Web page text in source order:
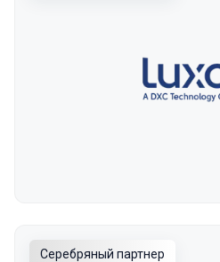
Серебряный партнер